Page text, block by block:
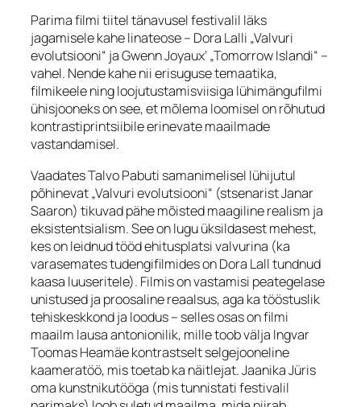
Parima filmi tiitel tänavusel festivalil läks
jagamisele kahe linateose – Dora Lalli „Valvuri
evolutsiooni“ ja Gwenn Joyaux’ „Tomorrow Islandi“ –
vahel. Nende kahe nii erisuguse temaatika,
filmikeele ning loojutustamisviisiga lühimängufilmi
ühisjooneks on see, et mõlema loomisel on rõhutud
kontrastiprintsiibile erinevate maailmade
vastandamisel.
Vaadates Talvo Pabuti samanimelisel lühijutul
põhinevat „Valvuri evolutsiooni“ (stsenarist Janar
Saaron) tikuvad pähe mõisted maagiline realism ja
eksistentsialism. See on lugu üksildasest mehest,
kes on leidnud tööd ehitusplatsi valvurina (ka
varasemates tudengifilmides on Dora Lall tundnud
kaasa luuseritele). Filmis on vastamisi peategelase
unistused ja proosaline reaalsus, aga ka tööstuslik
tehiskeskkond ja loodus – selles osas on filmi
maailm lausa antonionilik, mille toob välja Ingvar
Toomas Heamäe kontrastselt selgejooneline
kaameratöö, mis toetab ka näitlejat. Jaanika Jüris
oma kunstnikutööga (mis tunnistati festivalil